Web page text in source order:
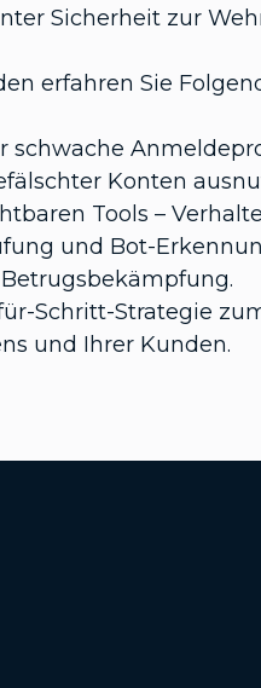
Sicherheit zur
erfahren Sie
schwache
Konten
Tools –
und Bot-
Schritt-Strategie
und Ihrer Kunden.